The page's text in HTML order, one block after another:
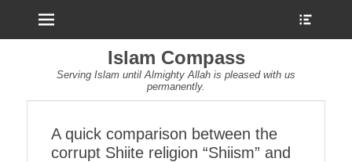
Islam Compass
Serving Islam until Almighty Allah is pleased with us
permanently.
A quick comparison between the
corrupt Shiite religion “Shiism” and